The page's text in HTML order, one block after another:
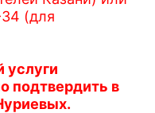
(для
услуги
подтвердить в